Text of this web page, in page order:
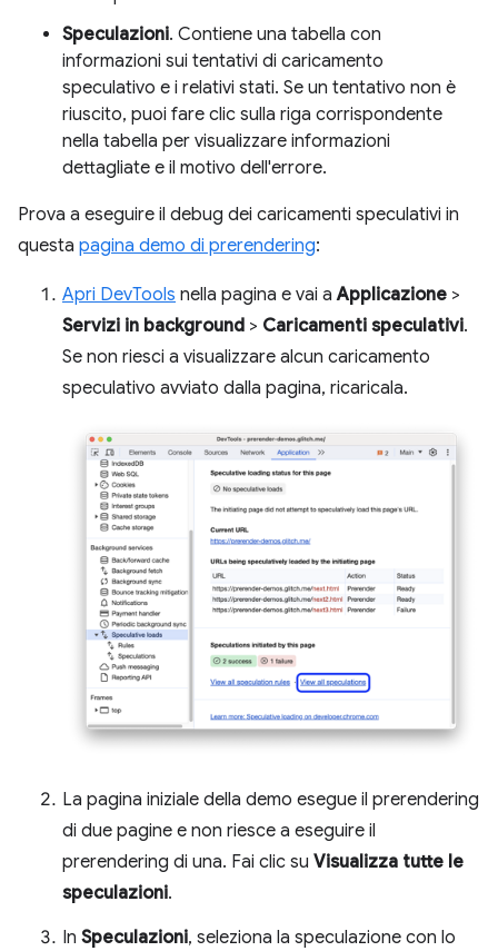
Speculazioni. Contiene una tabella con
informazioni sui tentativi di caricamento
speculativo e i relativi stati. Se un tentativo non è
riuscito, puoi fare clic sulla riga corrispondente
nella tabella per visualizzare informazioni
dettagliate e il motivo dell'errore.
Prova a eseguire il debug dei caricamenti speculativi in
questa pagina demo di prerendering:
Apri DevTools nella pagina e vai aApplicazione >
Servizi in background > Caricamenti speculativi.
Se non riesci a visualizzare alcun caricamento
speculativo avviato dalla pagina, ricaricala.
La pagina iniziale della demo esegue il prerendering
di due pagine e non riesce a eseguire il
prerendering di una. Fai clic su Visualizza tutte le
speculazioni.
In Speculazioni, seleziona la speculazione con lo